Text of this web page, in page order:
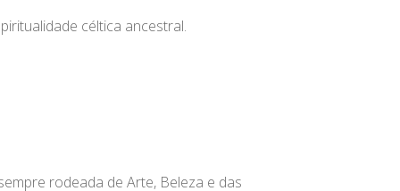
céltica ancestral.
rodeada de Arte, Beleza e das